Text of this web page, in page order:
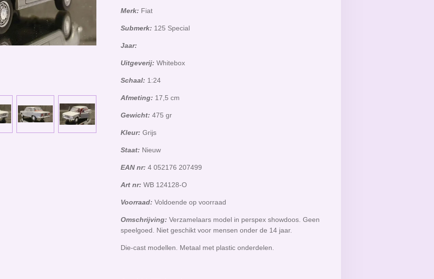
Merk: Fiat
Submerk: 125 Special
Jaar:
Uitgeverij: Whitebox
Schaal: 1:24
Afmeting: 17,5 cm
Gewicht: 475 gr
Kleur: Grijs
Staat: Nieuw
EAN nr: 4 052176 207499
Art nr: WB 124128-O
Voorraad: Voldoende op voorraad
Omschrijving: Verzamelaars model in perspex showdoos. Geen
speelgoed. Niet geschikt voor mensen onder de 14 jaar.
Die-cast modellen. Metaal met plastic onderdelen.